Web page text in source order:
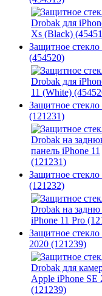
Защитное
(454520)
Защитное
(121231)
Защитное
(121232)
Защитное
2020 (121239)